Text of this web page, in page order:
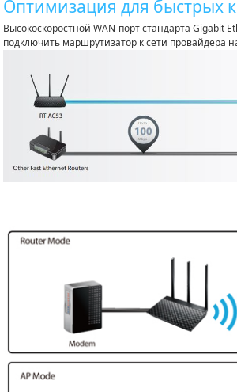
Оптимизация для быстрых
Высокоскоростной WAN-порт стандарта Gigabit
подключить маршрутизатор к сети провайдера